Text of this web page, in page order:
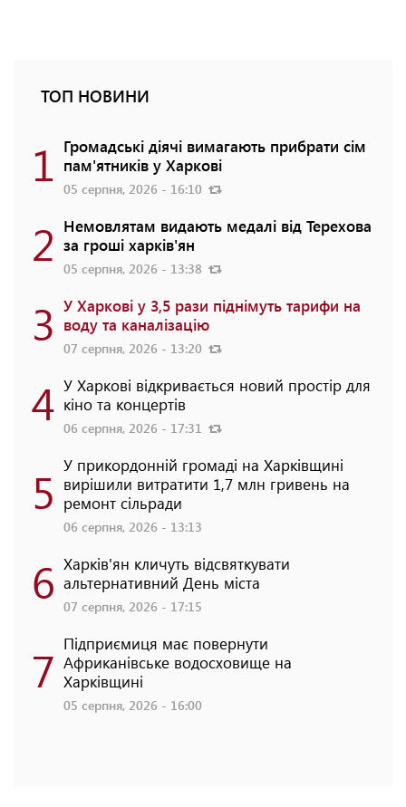
ТОП НОВИНИ
1 Громадські діячі вимагають прибрати сім
пам'ятників у Харкові
05 серпня, 2026 - 16:10
2 Немовлятам видають медалі від Терехова
за гроші харків'ян
05 серпня, 2026 - 13:38
3 У Харкові у 3,5 рази піднімуть тарифи на
воду та каналізацію
07 серпня, 2026 - 13:20
4 У Харкові відкривається новий простір для
кіно та концертів
06 серпня, 2026 - 17:31
5 У прикордонній громаді на Харківщині
вирішили витратити 1,7 млн гривень на
ремонт сільради
06 серпня, 2026 - 13:13
6 Харків'ян кличуть відсвяткувати
альтернативний День міста
07 серпня, 2026 - 17:15
7 Підприємиця має повернути
Африканівське водосховище на
Харківщині
05 серпня, 2026 - 16:00